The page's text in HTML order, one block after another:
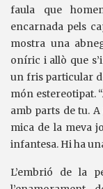
faula que
encarnada pels
mostra una
oníric i allò que
un fris particular
món estereotipat.
amb parts de tu. A
mica de la meva
infantesa. Hi ha
L’embrió de la